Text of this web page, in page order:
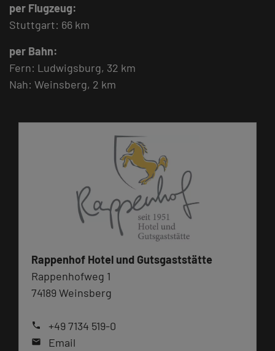
per Flugzeug:
Stuttgart: 66 km
per Bahn:
Fern: Ludwigsburg, 32 km
Nah: Weinsberg, 2 km
Rappenhof Hotel und Gutsgaststätte
Rappenhofweg 1
74189 Weinsberg
phone +49 7134 519-0
mail Email